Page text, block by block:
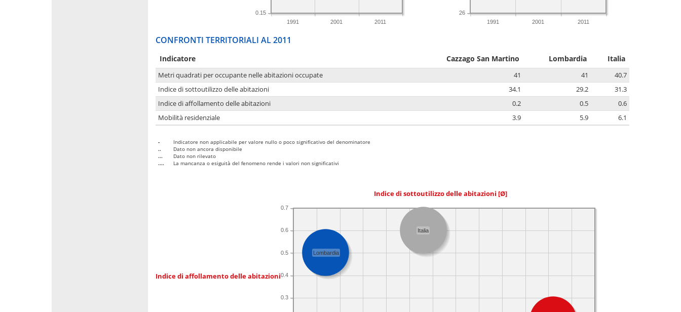
1991 2001 2011
0.15
1991 2001 2011
26
CONFRONTI TERRITORIALI AL 2011
Indicatore Cazzago San Martino Lombardia Italia
Metri quadrati per occupante nelle abitazioni occupate 41 41
40.7
Indice di sottoutilizzo delle abitazioni
34.1 29.2
31.3
Indice di affollamento delle abitazioni
0.2 0.5
0.6
Mobilità residenziale
3.9 5.9 6.1
-
Indicatore non applicabile per valore nullo o poco significativo del denominatore
..
Dato non ancora disponibile
...
Dato non rilevato
....
La mancanza o esiguità del fenomeno rende i valori non significativi
Indice di sottoutilizzo delle abitazioni [Ø]
Indice di affollamento delle abitazioni
0.3
0.4
0.5
0.6
0.7
Lombardia
Italia